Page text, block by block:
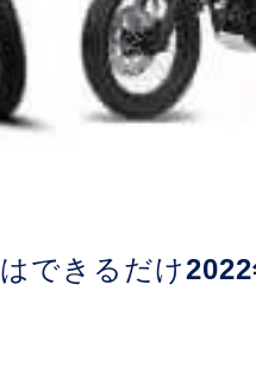
できるだけ